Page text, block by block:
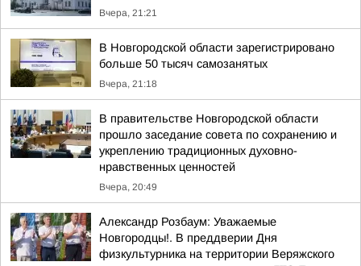
Вчера, 21:21
В Новгородской области зарегистрировано
больше 50 тысяч самозанятых
Вчера, 21:18
В правительстве Новгородской области
прошло заседание совета по сохранению и
укреплению традиционных духовно-
нравственных ценностей
Вчера, 20:49
Александр Розбаум: Уважаемые
Новгородцы!. В преддверии Дня
физкультурника на территории Веряжского